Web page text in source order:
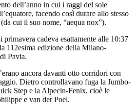
dell’anno in cui i raggi del sole
facendo così durare allo stesso
cui il suo nome, “aequa nox”).
primavera cadeva esattamente alle 10:37
112esima edizione della Milano-
Pavia.
ancora davanti otto corridori con
Dietro controllavano fuga la Jumbo-
Step e la Alpecin-Fenix, cioè le
e van der Poel.